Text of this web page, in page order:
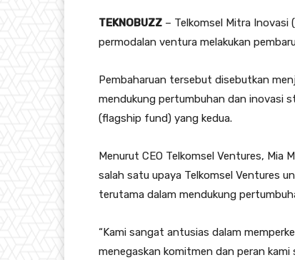
TEKNOBUZZ – Telkomsel Mitra Inovasi
permodalan ventura melakukan
Pembaharuan tersebut disebutkan
mendukung pertumbuhan dan inovasi
(flagship fund) yang kedua.
Menurut CEO Telkomsel Ventures, Mia
salah satu upaya Telkomsel Ventures
terutama dalam mendukung
“Kami sangat antusias dalam
menegaskan komitmen dan peran